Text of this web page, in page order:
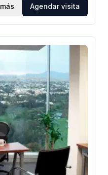
Agendar visita